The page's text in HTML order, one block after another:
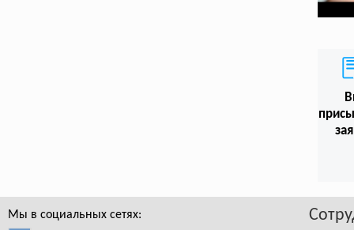
Мы в социальных сетях: